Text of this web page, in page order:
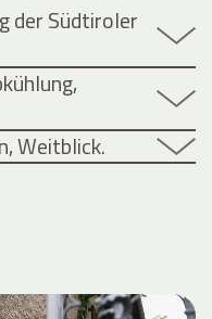
der Südtiroler
Weitblick.